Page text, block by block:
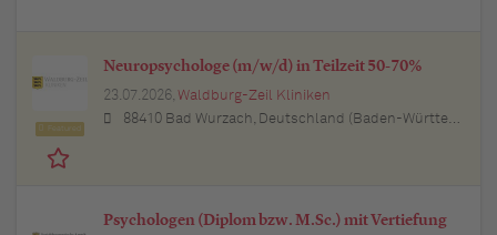
Neuropsychologe (m/w/d) in Teilzeit 50-70%
23.07.2026, Waldburg-Zeil Kliniken
88410 Bad Wurzach, Deutschland (Baden-Württemberg)
Psychologen (Diplom bzw. M.Sc.) mit Vertiefung